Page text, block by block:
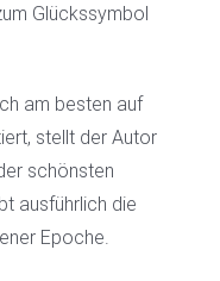
Glückssymbol
am besten auf
stellt der Autor
schönsten
ausführlich die
Epoche.